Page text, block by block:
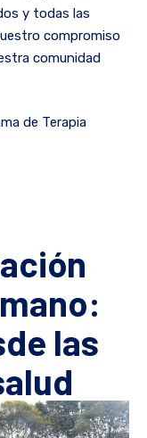
y todas las
compromiso
comunidad
de Terapia
las